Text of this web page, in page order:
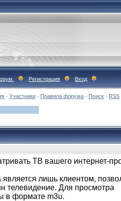
Регистрация Вход
· Участники · Правила форума · Поиск · RSS
ТВ вашего интернет-
является лишь клиентом,
телевидение. Для просмотра
в формате m3u.